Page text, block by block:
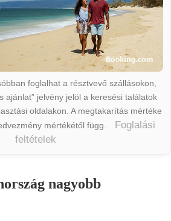
foglalhat a résztvevő szállásokon,
ajánlat” jelvény jelöl a keresési találatok
oldalakon. A megtakarítás mértéke
mértékétől függ.
Foglalási
feltételek
nagyobb